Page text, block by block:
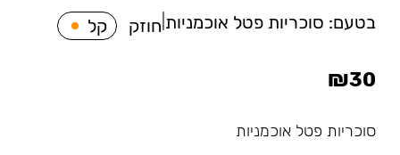
בטעם: סוכריות פטל אוכמניות חוזק קל
₪30
סוכריות פטל אוכמניות